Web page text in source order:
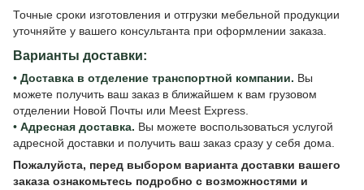
Точные сроки изготовления и отгрузки мебельной продукции
уточняйте у вашего консультанта при оформлении заказа.
Варианты доставки:
• Доставка в отделение транспортной компании. Вы
можете получить ваш заказ в ближайшем к вам грузовом
отделении Новой Почты или Meest Express.
• Адресная доставка. Вы можете воспользоваться услугой
адресной доставки и получить ваш заказ сразу у себя дома.
Пожалуйста, перед выбором варианта доставки вашего
заказа ознакомьтесь подробно с возможностями и